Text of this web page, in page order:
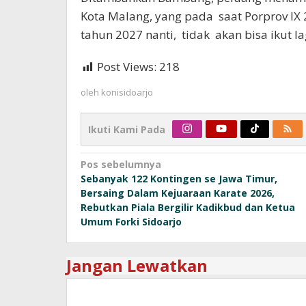
Kota Malang, yang pada saat Porprov
tahun 2027 nanti, tidak akan bisa ikut
Post Views: 218
oleh konisidoarjo
Ikuti Kami Pada
Navigasi
pos
Pos sebelumnya
Sebanyak 122 Kontingen se Jawa Timur,
Bersaing Dalam Kejuaraan Karate 2026,
Rebutkan Piala Bergilir Kadikbud dan Ketua
Umum Forki Sidoarjo
Jangan Lewatkan